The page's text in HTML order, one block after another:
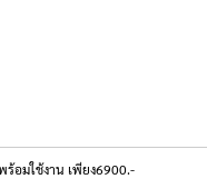
อมใช้งาน เพียง6900.-